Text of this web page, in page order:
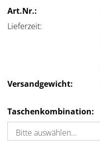
Art.Nr.:
Lieferzeit:
Versandgewicht:
Taschenkombination: